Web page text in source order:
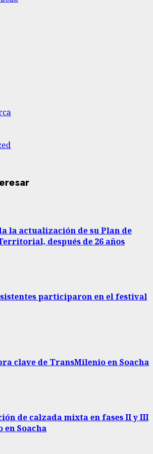
la actualización de su Plan de
después de 26 años
participaron en el festival
clave de TransMilenio en Soacha
de calzada mixta en fases II y III
en Soacha